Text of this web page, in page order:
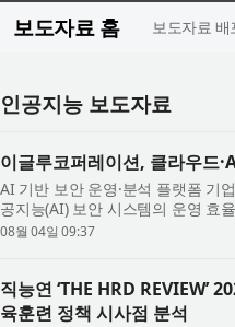
보도자료 홈 보도자료
인공지능 보도자료
이글루코퍼레이션, 클라우드
AI 기반 보안 운영·분석 플랫폼 기
공지능(AI) 보안 시스템의 운영 효
확보한 특허 기술을 바탕으로 지능
08월 04일 09:37
직능연 ‘THE HRD REVIEW’
육훈련 정책 시사점 분석